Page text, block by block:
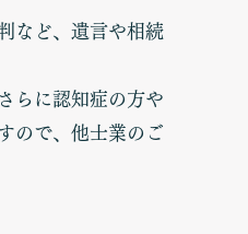
など、遺言や相続
らに認知症の方や
ので、他士業のご